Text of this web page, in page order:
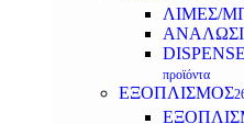
ΛΙΜΕΣ/
προϊόντα
ΕΞΟΠΛΙΣΜΟΣ